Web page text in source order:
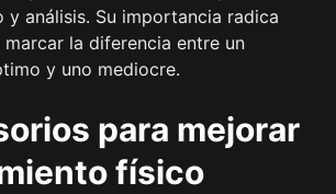
y análisis. Su importancia radica
marcar la diferencia entre un
y uno mediocre.
para mejorar
físico